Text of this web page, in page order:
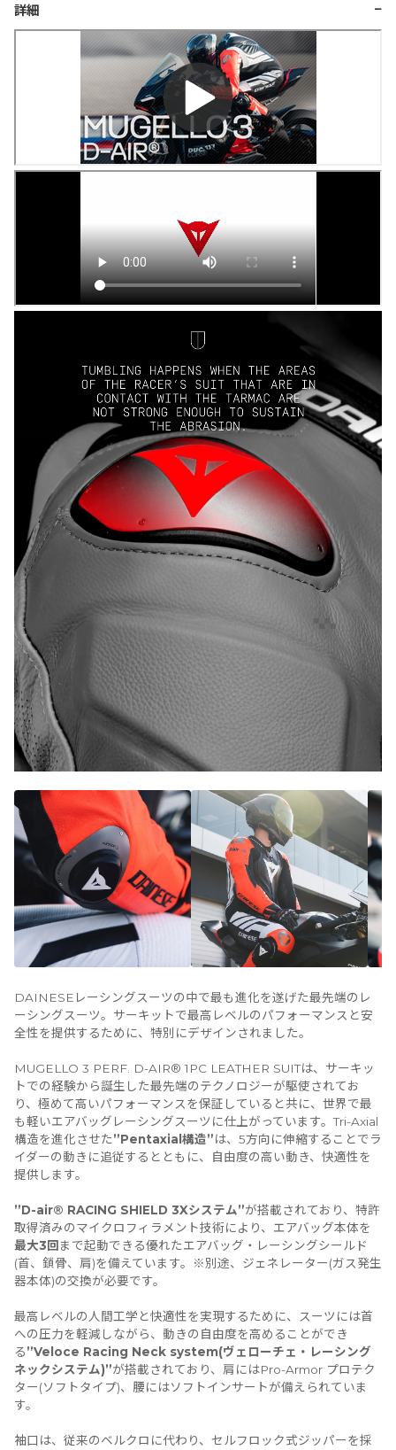
詳細 −
DAINESEレーシングスーツの中で最も進化を遂げた最先端のレ
ーシングスーツ。サーキットで最高レベルのパフォーマンスと安
全性を提供するために、特別にデザインされました。
MUGELLO 3 PERF. D-AIR® 1PC LEATHER SUITは、サーキッ
トでの経験から誕生した最先端のテクノロジーが駆使されてお
り、極めて高いパフォーマンスを保証していると共に、世界で最
も軽いエアバッグレーシングスーツに仕上がっています。Tri-Axial
構造を進化させた”Pentaxial構造”は、5方向に伸縮することでラ
イダーの動きに追従するとともに、自由度の高い動き、快適性を
提供します。
”D-air® RACING SHIELD 3Xシステム”が搭載されており、特許
取得済みのマイクロフィラメント技術により、エアバッグ本体を
最大3回 まで起動できる優れたエアバッグ・レーシングシールド
(首、鎖骨、肩)を備えています。※別途、ジェネレーター(ガス発生
器本体)の交換が必要です。
最高レベルの人間工学と快適性を実現するために、スーツには首
への圧力を軽減しながら、動きの自由度を高めることができ
る”Veloce Racing Neck system(ヴェローチェ・レーシング
ネックシステム)”が搭載されており、肩にはPro-Armor プロテク
ター(ソフトタイプ)、腰にはソフトインサートが備えられていま
す。
袖口は、従来のベルクロに代わり、セルフロック式ジッパーを採